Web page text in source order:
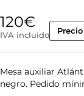
120€
IVA incluido
Mesa auxiliar
negro. Pedido